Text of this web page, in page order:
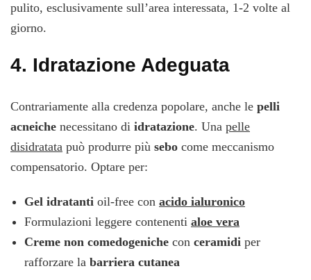
pulito, esclusivamente sull’area interessata, 1-2 volte al
giorno.
4. Idratazione Adeguata
Contrariamente alla credenza popolare, anche le pelli
acneiche necessitano di idratazione. Una pelle
disidratata può produrre più sebo come meccanismo
compensatorio. Optare per:
Gel idratanti oil-free con acido ialuronico
Formulazioni leggere contenenti aloe vera
Creme non comedogeniche con ceramidi per
rafforzare la barriera cutanea